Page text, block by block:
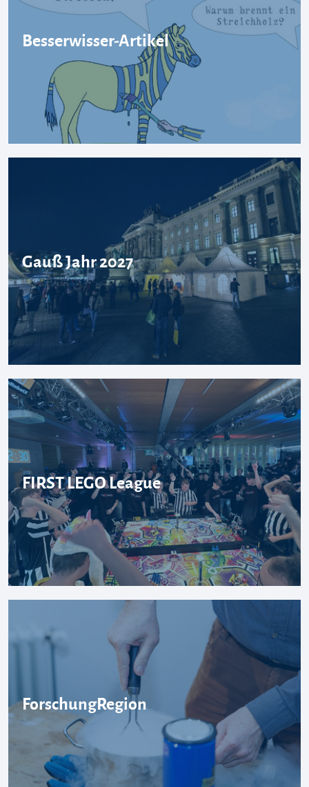
Besserwisser-Artikel
Gauß Jahr 2027
FIRST LEGO League
ForschungRegion